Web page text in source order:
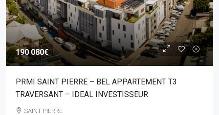
190 080€
PRMI SAINT PIERRE – BEL APPARTEMENT T3
TRAVERSANT – IDEAL INVESTISSEUR
SAINT PIERRE